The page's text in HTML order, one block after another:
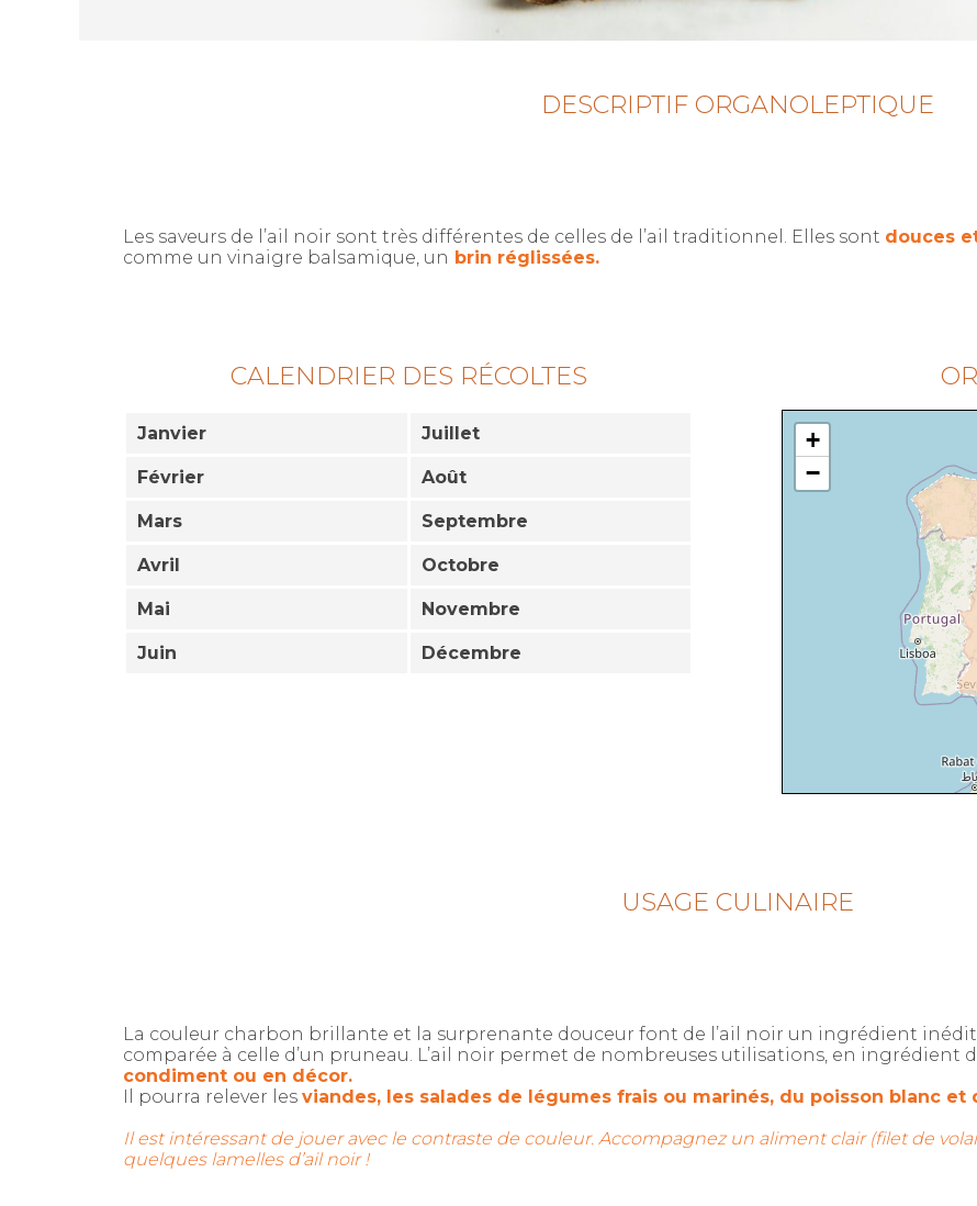
DESCRIPTIF ORGANOLEPTIQUE
Les saveurs de l’ail noir sont très différentes de celles de l’ail traditionnel. Elles sont douces
comme un vinaigre balsamique, un brin réglissées.
CALENDRIER DES RÉCOLTES
Janvier Juillet
Février Août
Mars Septembre
Avril Octobre
Mai Novembre
Juin Décembre
+
−
USAGE CULINAIRE
La couleur charbon brillante et la surprenante douceur font de l’ail noir un ingrédient inédit.
comparée à celle d’un pruneau. L’ail noir permet de nombreuses utilisations, en ingrédient
condiment ou en décor.
Il pourra relever les viandes, les salades de légumes frais ou marinés, du poisson blanc et
Il est intéressant de jouer avec le contraste de couleur. Accompagnez un aliment clair (filet de
quelques lamelles d’ail noir !